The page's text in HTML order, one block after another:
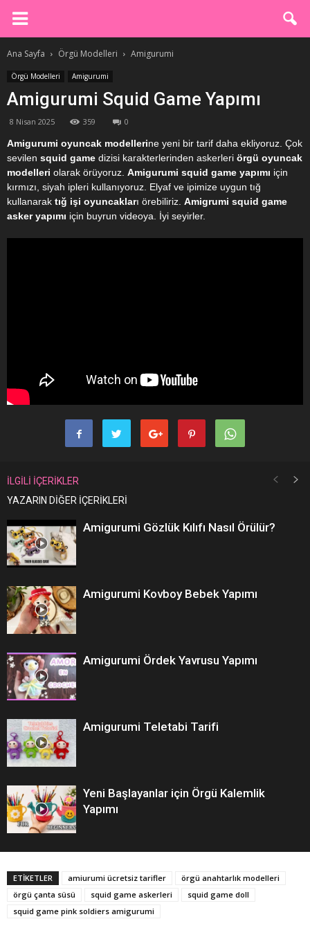
Ana Sayfa Örgü Modelleri Amigurumi
Örgü Modelleri Amigurumi
Amigurumi Squid Game Yapımı
8 Nisan 2025 359 0
Amigurumi oyuncak modellerine yeni bir tarif daha ekliyoruz. Çok
sevilen squid game dizisi karakterlerinden askerleri örgü oyuncak
modelleri olarak örüyoruz. Amigurumi squid game yapımı için
kırmızı, siyah ipleri kullanıyoruz. Elyaf ve ipimize uygun tığ
kullanarak tığ işi oyuncakları örebiliriz. Amigrumi squid game
asker yapımı için buyrun videoya. İyi seyirler.
İLGİLİ İÇERİKLER
YAZARIN DİĞER İÇERİKLERİ
Amigurumi Gözlük Kılıfı Nasıl Örülür?
Amigurumi Kovboy Bebek Yapımı
Amigurumi Ördek Yavrusu Yapımı
Amigurumi Teletabi Tarifi
Yeni Başlayanlar için Örgü Kalemlik
Yapımı
ETİKETLER amiurumi ücretsiz tarifler
örgü anahtarlık modelleri
örgü çanta süsü
squid game askerleri
squid game doll
squid game pink soldiers amigurumi